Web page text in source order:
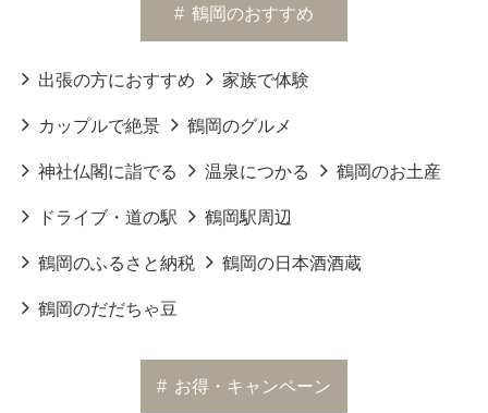
# 鶴岡のおすすめ
出張の方におすすめ 家族で体験
カップルで絶景 鶴岡のグルメ
神社仏閣に詣でる 温泉につかる 鶴岡のお土産
ドライブ・道の駅 鶴岡駅周辺
鶴岡のふるさと納税 鶴岡の日本酒酒蔵
鶴岡のだだちゃ豆
# お得・キャンペーン